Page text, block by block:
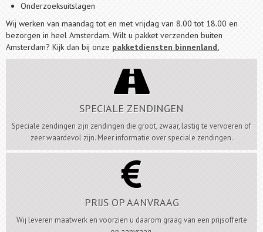
Onderzoeksuitslagen
Wij werken van maandag tot en met vrijdag van 8.00 tot 18.00 en
bezorgen in heel Amsterdam. Wilt u pakket verzenden buiten
Amsterdam? Kijk dan bij onze pakketdiensten binnenland.

SPECIALE ZENDINGEN
Speciale zendingen zijn zendingen die groot, zwaar, lastig te vervoeren of
zeer waardevol zijn. Meer informatie over speciale zendingen.

PRIJS OP AANVRAAG
Wij leveren maatwerk en voorzien u daarom graag van een prijsofferte